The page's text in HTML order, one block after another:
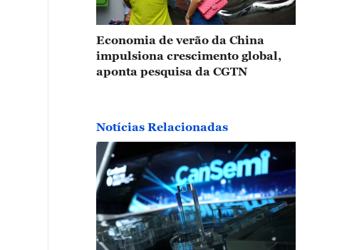
Economia de verão da China
impulsiona crescimento global,
aponta pesquisa da CGTN
Notícias Relacionadas